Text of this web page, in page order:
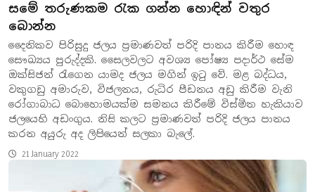
සමේ තරුණකම රැක ගන්න හොඳින් වතුර
බොන්න
දෛනිකව පිරිසුදු ජලය ප්‍රමාණවත් පරිදි පානය කිරීම හොඳ
සෞඛ්‍යය පුරුද්දකි. සෛලවලට අවශ්‍ය පෝෂ්‍ය පදාර්ථ සේම
ඔක්සිජන් රැගෙන යාමද ජලය මගින් ඉටු වේ. මළ බද්ධය,
වකුගඩු අමාරුව, විජලනය, රුධිර පීඩනය අඩු කිරීම වැනි
රෝගාබාධ බොහොමයක්ම සමනය කිරීමේ විස්මිත හැකියාව
ජලයෙහි අඩංගුය. නිසි කලට ප්‍රමාණවත් පරිදි ජලය පානය
කරන අයුරු අද ලිපියෙන් සලකා බැලේ.
21 January 2022